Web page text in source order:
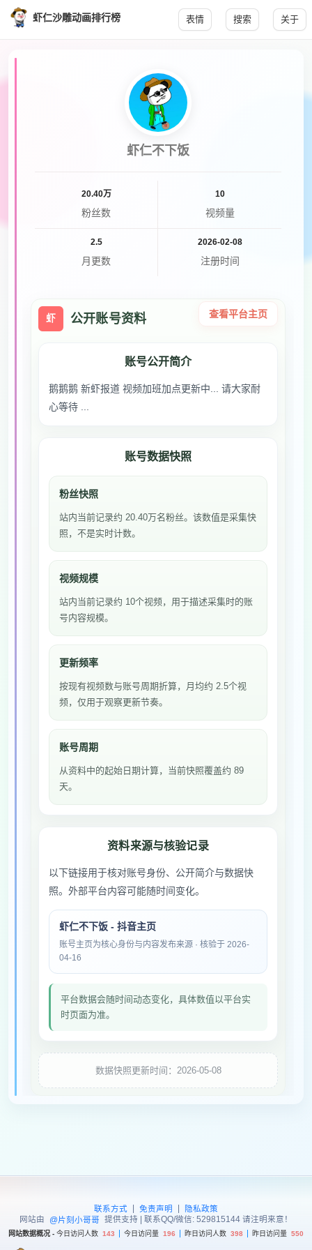
虾仁沙雕动画排行榜 表情 搜索 关于
虾仁不下饭
20.40万
粉丝数
10
视频量
2.5
月更数
2026-02-08
注册时间
虾 公开账号资料 查看平台主页
账号公开简介
鹅鹅鹅 新虾报道 视频加班加点更新中... 请大家耐
心等待 ...
账号数据快照
粉丝快照
站内当前记录约 20.40万名粉丝。该数值是采集快
照，不是实时计数。
视频规模
站内当前记录约 10个视频，用于描述采集时的账
号内容规模。
更新频率
按现有视频数与账号周期折算，月均约 2.5个视
频，仅用于观察更新节奏。
账号周期
从资料中的起始日期计算，当前快照覆盖约 89
天。
资料来源与核验记录
以下链接用于核对账号身份、公开简介与数据快
照。外部平台内容可能随时间变化。
虾仁不下饭 - 抖音主页
账号主页为核心身份与内容发布来源 · 核验于 2026-
04-16
平台数据会随时间动态变化，具体数值以平台实
时页面为准。
数据快照更新时间：2026-05-08
联系方式 | 免责声明 |
隐私政策
网站由
@片刻小哥哥 提供支持 | 联系QQ/微信: 529815144 请注明来意！
网站数据概况 - 今日访问人数 143 今日访问量 196 昨日访问人数 398 昨日访问量 550